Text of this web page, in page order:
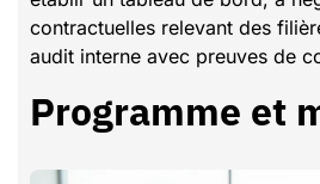
contractuelles relevant des
audit interne avec preuves de
Programme et